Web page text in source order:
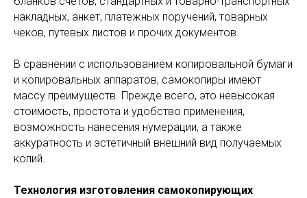
накладных, анкет, платежных поручений, товарных
чеков, путевых листов и прочих документов.
В сравнении с использованием копировальной бумаги
и копировальных аппаратов, самокопиры имеют
массу преимуществ. Прежде всего, это невысокая
стоимость, простота и удобство применения,
возможность нанесения нумерации, а также
аккуратность и эстетичный внешний вид получаемых
копий.
Технология изготовления самокопирующих